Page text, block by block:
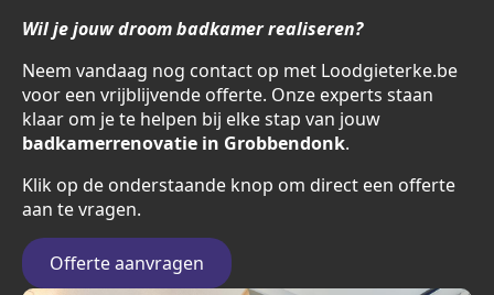
Wil je jouw droom badkamer realiseren?
Neem vandaag nog contact op met Loodgieterke.be
voor een vrijblijvende offerte. Onze experts staan
klaar om je te helpen bij elke stap van jouw
badkamerrenovatie in Grobbendonk.
Klik op de onderstaande knop om direct een offerte
aan te vragen.
Offerte aanvragen